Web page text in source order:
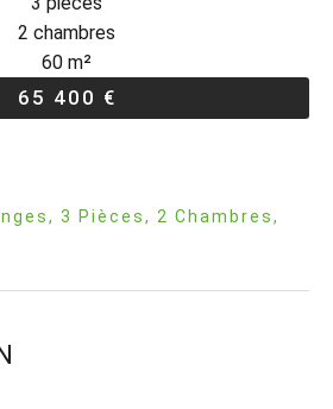
2 chambres
60 m²
65 400 €
3 Pièces, 2 Chambres,